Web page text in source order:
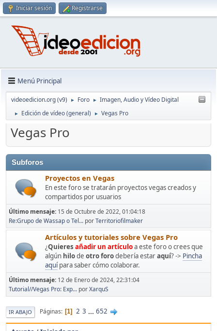
Iniciar sesión Registrarse
Menú Principal
videoedicion.org (v9) ► Foro ► Imagen, Audio y Vídeo Digital
► Edición de vídeo (general) ► Vegas Pro
Vegas Pro
Subforos
Proyectos en Vegas
En este foro se tratarán proyectos vegas creados y
compartidos por usuarios
Último mensaje: 15 de Octubre de 2022, 01:04:18
Re:Grupo de Wassap o Tel... porTerritoriofilmaker
Artículos y tutoriales sobre Vegas Pro
¿Quieres añadir un artículoa este foro o crees que
algún hilode otro forodebería estaraquí? -> Pincha
aquípara saber cómo colaborar.
Último mensaje: 12 de Enero de 2024, 22:31:04
Tutorial//Vegas Pro: Exp... porXarquS
IR ABAJO Páginas 1 2 3 ... 652